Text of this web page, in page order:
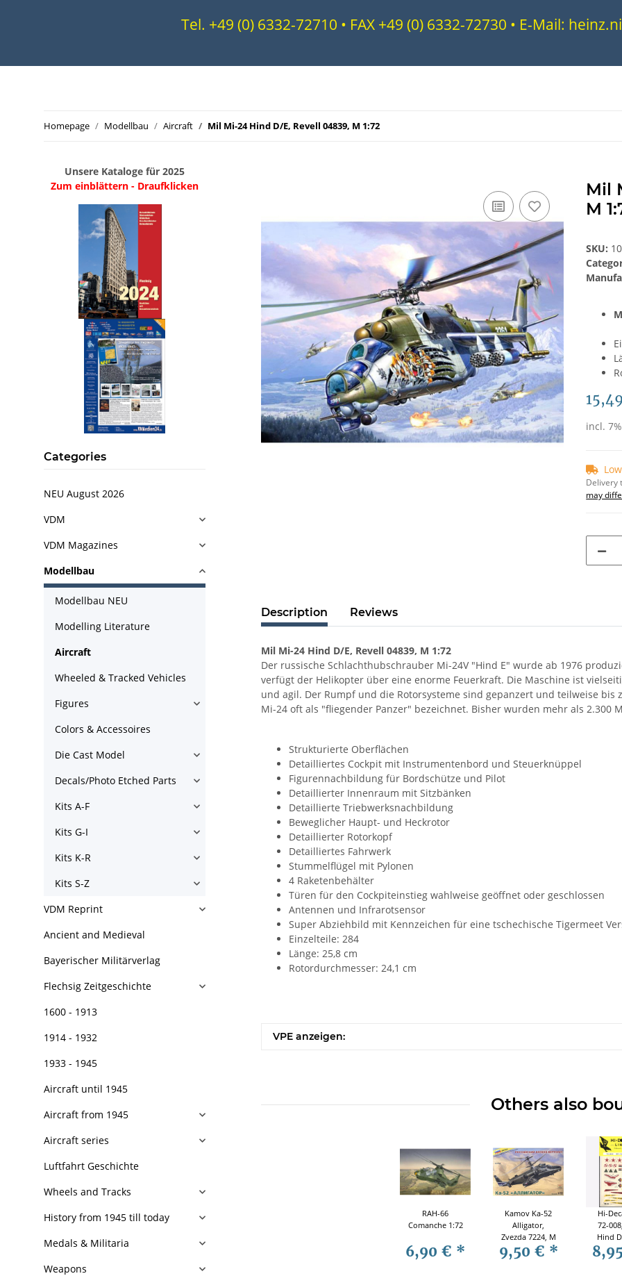
Tel. +49 (0) 6332-72710 • FAX +49 (0) 6332-72730 • E-Mail:
Homepage Modellbau Aircraft Mil Mi-24 Hind D/E, Revell 04839, M 1:72
Mil
M
SKU:
incl.
Delivery
may
Description Reviews
Mil Mi-24 Hind D/E, Revell 04839, M 1:72
Der russische Schlachthubschrauber Mi-24V "Hind E" wurde ab 1976
verfügt der Helikopter über eine enorme Feuerkraft. Die Maschine ist
und agil. Der Rumpf und die Rotorsysteme sind gepanzert und teilweise
Mi-24 oft als "fliegender Panzer" bezeichnet. Bisher wurden mehr als
Strukturierte Oberflächen
Detailliertes Cockpit mit Instrumentenbord und Steuerknüppel
Figurennachbildung für Bordschütze und Pilot
Detaillierter Innenraum mit Sitzbänken
Detaillierte Triebwerksnachbildung
Beweglicher Haupt- und Heckrotor
Detaillierter Rotorkopf
Detailliertes Fahrwerk
Stummelflügel mit Pylonen
4 Raketenbehälter
Türen für den Cockpiteinstieg wahlweise geöffnet oder geschlossen
Antennen und Infrarotsensor
Super Abziehbild mit Kennzeichen für eine tschechische Tigermeet
Einzelteile: 284
Länge: 25,8 cm
Rotordurchmesser: 24,1 cm
VPE anzeigen:
Others also
RAH-66
Comanche 1:72
6,90 € *
Kamov Ka-52
Alligator,
Zvezda 7224, M
1:72
9,50 € *
Hi-
72-
Hind
Unsere Kataloge für 2025
Zum einblättern - Draufklicken
Categories
NEU August 2026
VDM
VDM Magazines
Modellbau
Modellbau NEU
Modelling Literature
Aircraft
Wheeled & Tracked Vehicles
Figures
Colors & Accessoires
Die Cast Model
Decals/Photo Etched Parts
Kits A-F
Kits G-I
Kits K-R
Kits S-Z
VDM Reprint
Ancient and Medieval
Bayerischer Militärverlag
Flechsig Zeitgeschichte
1600 - 1913
1914 - 1932
1933 - 1945
Aircraft until 1945
Aircraft from 1945
Aircraft series
Luftfahrt Geschichte
Wheels and Tracks
History from 1945 till today
Medals & Militaria
Weapons